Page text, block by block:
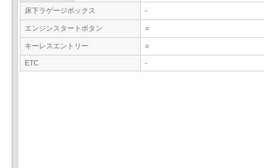
床下ラゲージボックス -
エンジンスタートボタン ○
キーレスエントリー ○
ETC -